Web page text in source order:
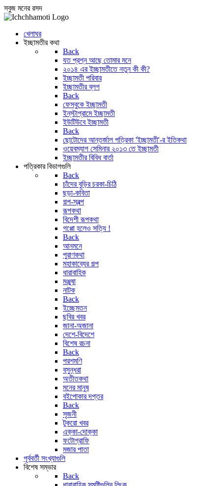
সবুজ মনের রসদ
খেলাঘর
ইচ্ছামতীর কথা
Back
যত প্রশ্ন আছে তোমার মনে
২০১৪ এর ইচ্ছামতীতে নতুন কী কী?
ইচ্ছামতী পরিবার
ইচ্ছামতীর ব্লগ
Back
ফেসবুকে ইচ্ছামতী
ইন্‌স্টাগ্রামে ইচ্ছামতী
ইউটিউবে ইচ্ছামতী
Back
ছোটোদের আন্তর্জাল পত্রিকা 'ইচ্ছামতী'-র ইতিকথা
ওয়েবম্যাগ সেমিনার ২০১৩ তে ইচ্ছামতী
ইচ্ছামতীর বিবিধ বার্তা
পত্রিকার বিভাগগুলি
Back
চাঁদের বুড়ির চরকা-চিঠি
ছড়া-কবিতা
গল্প-স্বল্প
রূপকথা
বিদেশী রূপকথা
গপ্পো হলেও সত্যি !
Back
আনমনে
পুরাণকথা
মহাকাব্যের গল্প
ধারাবাহিক
মঞ্জুষা
নাটক
Back
ইচ্ছেমতন
ছবির খবর
জানা-অজানা
দেশে-বিদেশে
বিশেষ রচনা
Back
পরশমণি
বসুন্ধরা
অতীতকথা
মনের মানুষ
বইপোকার দপ্তর
Back
সৃজনী
টুকরো খবর
এক্কা-দোক্কা
ফটোগ্রাফি
মজার পাতা
পূর্ববর্তী সংখ্যাগুলি
বিশেষ সম্ভার
Back